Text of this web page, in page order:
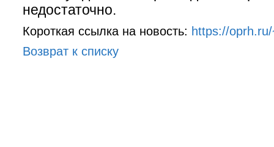
недостаточно.
Короткая ссылка на новость: https://
Возврат к списку